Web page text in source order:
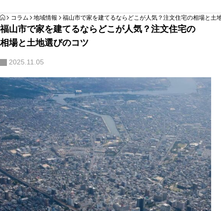
HOME
コラム 地域情報 福山市で家を建てるならどこが人気？注文住宅の相場と土
福山市で家を建てるならどこが人気？注文住宅の
相場と土地選びのコツ
2025.11.05